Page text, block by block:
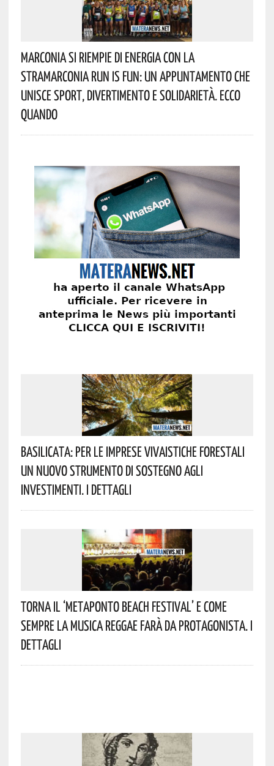
Marconia Si Riempie Di Energia Con La
StraMarconia Run Is Fun: Un Appuntamento Che
Unisce Sport, Divertimento E Solidarietà. Ecco
Quando
Basilicata: Per Le Imprese Vivaistiche Forestali
Un Nuovo Strumento Di Sostegno Agli
Investimenti. I Dettagli
Torna Il ‘Metaponto Beach Festival’ E Come
Sempre La Musica Reggae Farà Da Protagonista. I
Dettagli